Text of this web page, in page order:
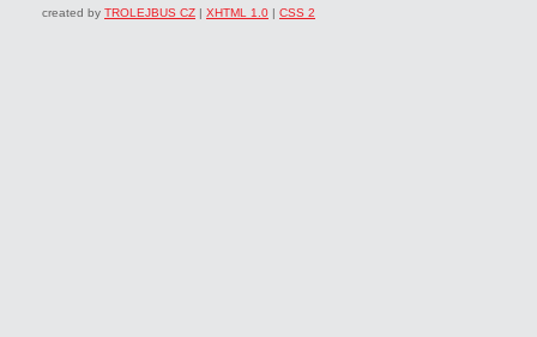
created by TROLEJBUS CZ | XHTML 1.0 | CSS 2